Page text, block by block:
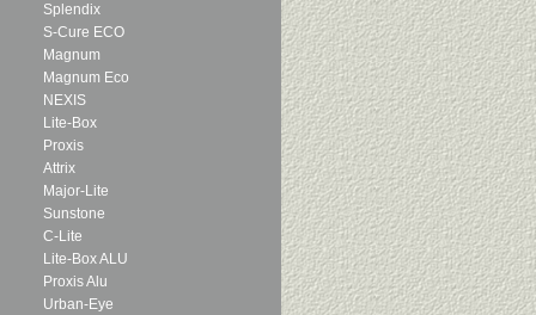
Splendix
S-Cure ECO
Magnum
Magnum Eco
NEXIS
Lite-Box
Proxis
Attrix
Major-Lite
Sunstone
C-Lite
Lite-Box ALU
Proxis Alu
Urban-Eye